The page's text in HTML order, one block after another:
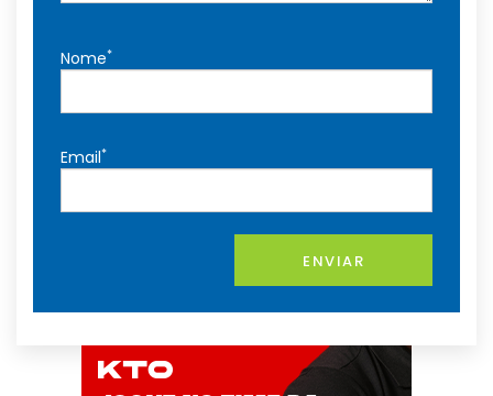
Nome*
Email*
ENVIAR